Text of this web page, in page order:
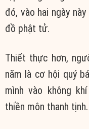
đó, vào hai ngày
đồ phật tử.
Thiết thực hơn,
năm là cơ hội quý
mình vào không
thiền môn thanh tịnh.